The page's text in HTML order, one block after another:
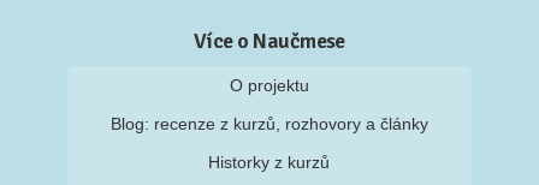
Více o Naučmese
O projektu
Blog: recenze z kurzů, rozhovory a články
Historky z kurzů